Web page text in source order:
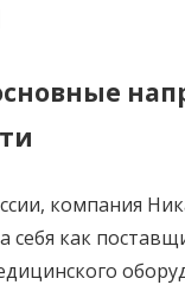
компания
себя как